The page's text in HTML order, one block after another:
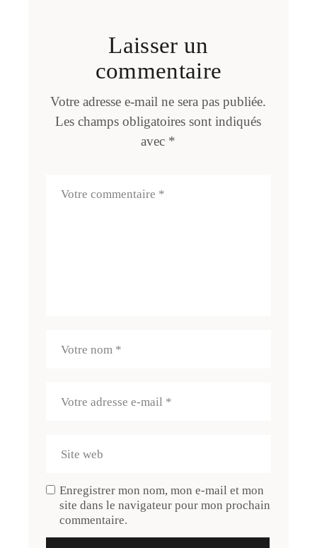
Laisser un
commentaire
Votre adresse e-mail ne sera pas publiée.
Les champs obligatoires sont indiqués
avec *
Enregistrer mon nom, mon e-mail et mon
site dans le navigateur pour mon prochain
commentaire.